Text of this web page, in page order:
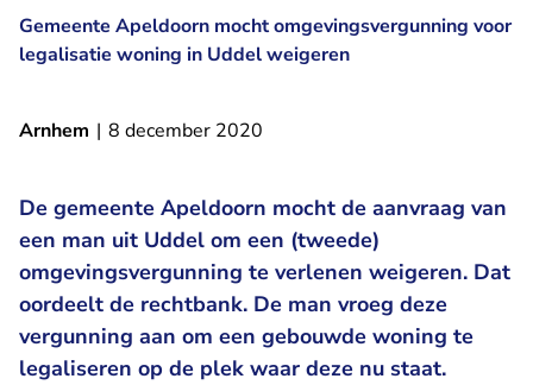
Gemeente Apeldoorn mocht omgevingsvergunning voor
legalisatie woning in Uddel weigeren
Arnhem | 8 december 2020
De gemeente Apeldoorn mocht de aanvraag van
een man uit Uddel om een (tweede)
omgevingsvergunning te verlenen weigeren. Dat
oordeelt de rechtbank. De man vroeg deze
vergunning aan om een gebouwde woning te
legaliseren op de plek waar deze nu staat.